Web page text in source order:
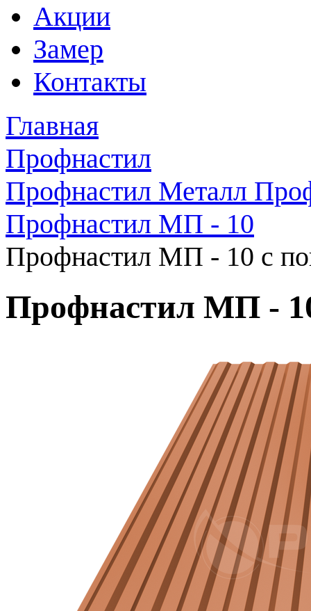
Акции
Замер
Контакты
Главная
Профнастил
Профнастил Металл
Профнастил МП - 10
Профнастил МП - 10 с
Профнастил МП -